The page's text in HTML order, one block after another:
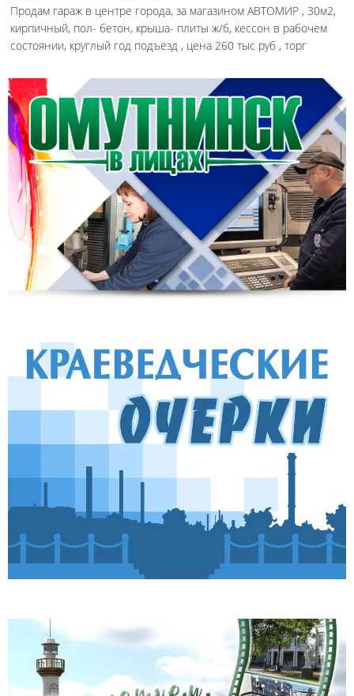
Продам гараж в центре города, за магазином АВТОМИР , 30м2,
кирпичный, пол- бетон, крыша- плиты ж/б, кессон в рабочем
состоянии, круглый год подъезд , цена 260 тыс руб , торг